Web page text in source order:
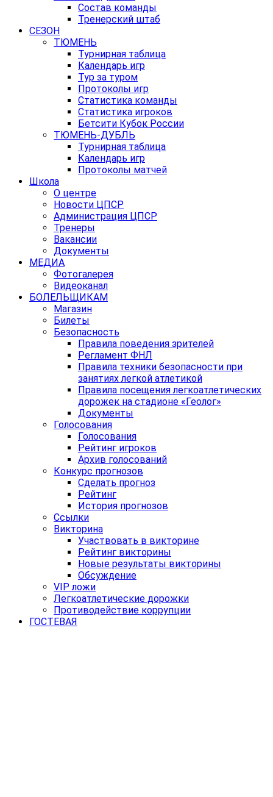
Состав команды
Тренерский штаб
СЕЗОН
ТЮМЕНЬ
Турнирная таблица
Календарь игр
Тур за туром
Протоколы игр
Статистика команды
Статистика игроков
Бетсити Кубок России
ТЮМЕНЬ-ДУБЛЬ
Турнирная таблица
Календарь игр
Протоколы матчей
Школа
О центре
Новости ЦПСР
Администрация ЦПСР
Тренеры
Вакансии
Документы
МЕДИА
Фотогалерея
Видеоканал
БОЛЕЛЬЩИКАМ
Магазин
Билеты
Безопасность
Правила поведения зрителей
Регламент ФНЛ
Правила техники безопасности при
занятиях легкой атлетикой
Правила посещения легкоатлетических
дорожек на стадионе «Геолог»
Документы
Голосования
Голосования
Рейтинг игроков
Архив голосований
Конкурс прогнозов
Сделать прогноз
Рейтинг
История прогнозов
Ссылки
Викторина
Участвовать в викторине
Рейтинг викторины
Новые результаты викторины
Обсуждение
VIP ложи
Легкоатлетические дорожки
Противодействие коррупции
ГОСТЕВАЯ